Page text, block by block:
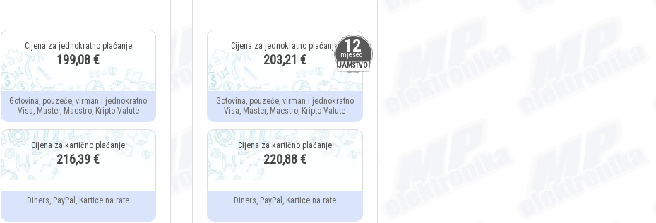
199,08 €
Gotovina, pouzeće, virman i jednokratno
Visa, Master, Maestro, Kripto Valute
216,39 €
Diners, PayPal, Kartice na rate
12
mjeseci
JAMSTVO
203,21 €
Gotovina, pouzeće, virman i jednokratno
Visa, Master, Maestro, Kripto Valute
220,88 €
Diners, PayPal, Kartice na rate